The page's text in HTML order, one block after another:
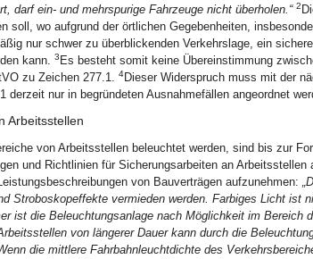
darf ein- und mehrspurige Fahrzeuge nicht überholen.“ 2
soll, wo aufgrund der örtlichen Gegebenheiten,
nur schwer zu überblickenden Verkehrslage, ein
kann. 3 Es besteht somit keine Übereinstimmung
zu Zeichen 277.1. 4Dieser Widerspruch muss mit der
derzeit nur in begründeten Ausnahmefällen angeordnet
Arbeitsstellen
von Arbeitsstellen beleuchtet werden, sind bis zur
und Richtlinien für Sicherungsarbeiten an
von Bauverträgen aufzunehmen:
Stroboskopeffekte vermieden werden. Farbiges Licht ist
ist die Beleuchtungsanlage nach Möglichkeit im Bereich
von längerer Dauer kann durch die
die mittlere Fahrbahnleuchtdichte des